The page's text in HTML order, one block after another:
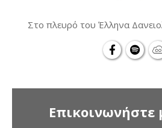
Στο πλευρό του Έλληνα
Επικοινωνήστε